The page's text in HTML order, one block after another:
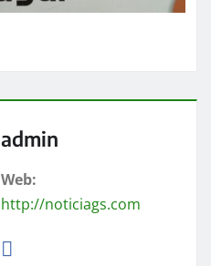
admin
Web:
http://noticiags.com